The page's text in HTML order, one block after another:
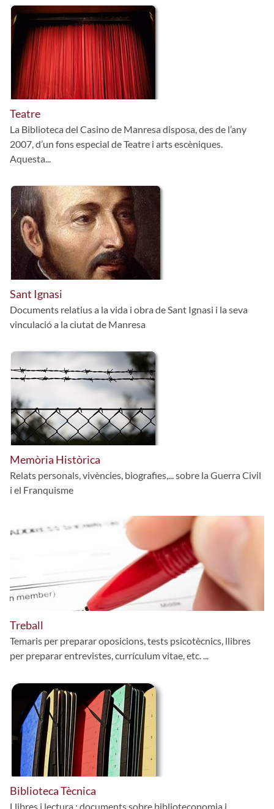
Teatre
La Biblioteca del Casino de Manresa disposa, des de l’any
2007, d’un fons especial de Teatre i arts escèniques.
Aquesta...
Sant Ignasi
Documents relatius a la vida i obra de Sant Ignasi i la seva
vinculació a la ciutat de Manresa
Memòria Històrica
Relats personals, vivències, biografies,... sobre la Guerra Civil
i el Franquisme
Treball
Temaris per preparar oposicions, tests psicotècnics, llibres
per preparar entrevistes, currículum vitae, etc. ...
Biblioteca Tècnica
Llibres i lectura ; documents sobre biblioteconomia i